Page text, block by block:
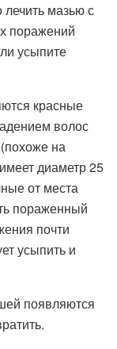
мазью с
поражений
усыпите
красные
волос
на
диаметр 25
от места
пораженный
почти
усыпить и
появляются